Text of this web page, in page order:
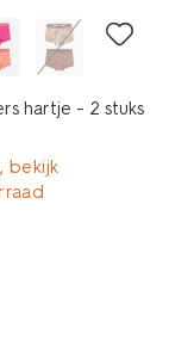
hartje - 2 stuks
bekijk